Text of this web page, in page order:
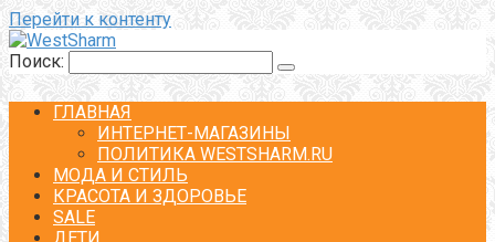
Перейти к контенту
Поиск:
ГЛАВНАЯ
ИНТЕРНЕТ-МАГАЗИНЫ
ПОЛИТИКА WESTSHARM.RU
МОДА И СТИЛЬ
КРАСОТА И ЗДОРОВЬЕ
SALE